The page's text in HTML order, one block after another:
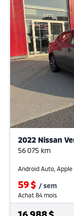
2022 Nissan
56 075 km
Android Auto, Apple
59$ /sem
Achat 84 mois